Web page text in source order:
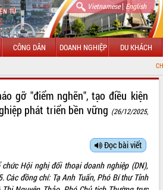
Vietnamese| English
CÔNG DÂN DOANH NGHIỆP DU KHÁCH
CHÀO MỪNG ĐẾN VỚI
gỡ "điểm nghẽn", tạo điều kiện
phát triển bền vững (26/12/2025,
Đọc bài viết
Hội nghị đối thoại doanh nghiệp (DN),
Các đồng chí: Tạ Anh Tuấn, Phó Bí thư Tỉnh